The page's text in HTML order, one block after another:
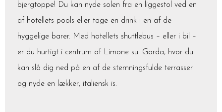
bjergtoppe! Du kan nyde solen fra en liggestol ved en
af hotellets pools eller tage en drink i en af de
hyggelige barer. Med hotellets shuttlebus – eller i bil –
er du hurtigt i centrum af Limone sul Garda, hvor du
kan slå dig ned på en af de stemningsfulde terrasser
og nyde en lækker, italiensk is.